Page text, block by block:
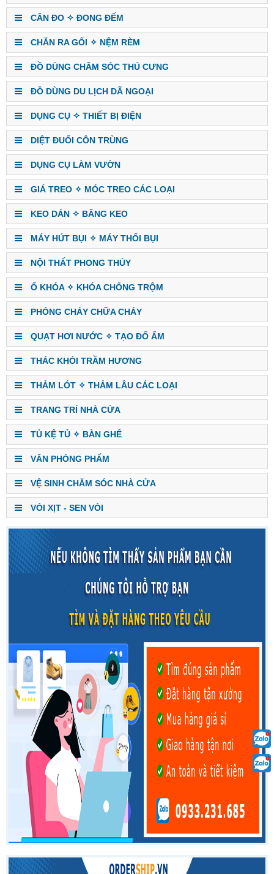
CÂN ĐO ✧ ĐONG ĐẾM
CHĂN RA GỐI ✧ NỆM RÈM
ĐỒ DÙNG CHĂM SÓC THÚ CƯNG
ĐỒ DÙNG DU LỊCH DÃ NGOẠI
DỤNG CỤ ✧ THIẾT BỊ ĐIỆN
DIỆT ĐUỔI CÔN TRÙNG
DỤNG CỤ LÀM VƯỜN
GIÁ TREO ✧ MÓC TREO CÁC LOẠI
KEO DÁN ✧ BĂNG KEO
MÁY HÚT BỤI ✧ MÁY THỔI BỤI
NỘI THẤT PHONG THỦY
Ổ KHÓA ✧ KHÓA CHỐNG TRỘM
PHÒNG CHÁY CHỮA CHÁY
QUẠT HƠI NƯỚC ✧ TẠO ĐỔ ẨM
THÁC KHÓI TRẦM HƯƠNG
THẢM LÓT ✧ THẢM LÂU CÁC LOẠI
TRANG TRÍ NHÀ CỬA
TỦ KỆ TỦ ✧ BÀN GHẾ
VĂN PHÒNG PHẨM
VỆ SINH CHĂM SÓC NHÀ CỬA
VÒI XỊT - SEN VÒI